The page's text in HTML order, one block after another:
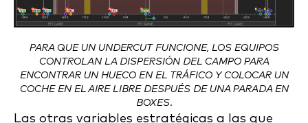
PARA QUE UN UNDERCUT FUNCIONE, LOS EQUIPOS
CONTROLAN LA DISPERSIÓN DEL CAMPO PARA
ENCONTRAR UN HUECO EN EL TRÁFICO Y COLOCAR UN
COCHE EN EL AIRE LIBRE DESPUÉS DE UNA PARADA EN
BOXES.
Las otras variables estratégicas a las que